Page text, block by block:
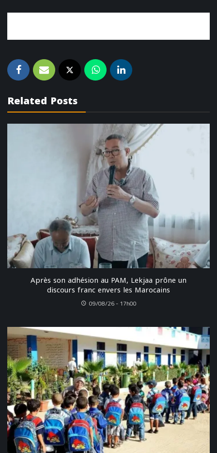
Related Posts
Après son adhésion au PAM, Lekjaa prône un
discours franc envers les Marocains
09/08/26 - 17h00